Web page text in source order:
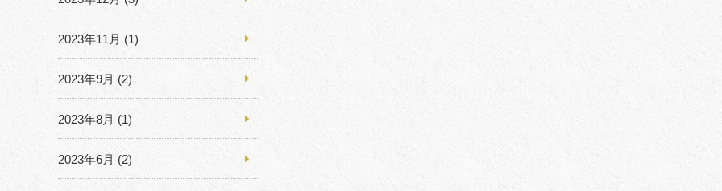
2023年11月 (1)
2023年9月 (2)
2023年8月 (1)
2023年6月 (2)